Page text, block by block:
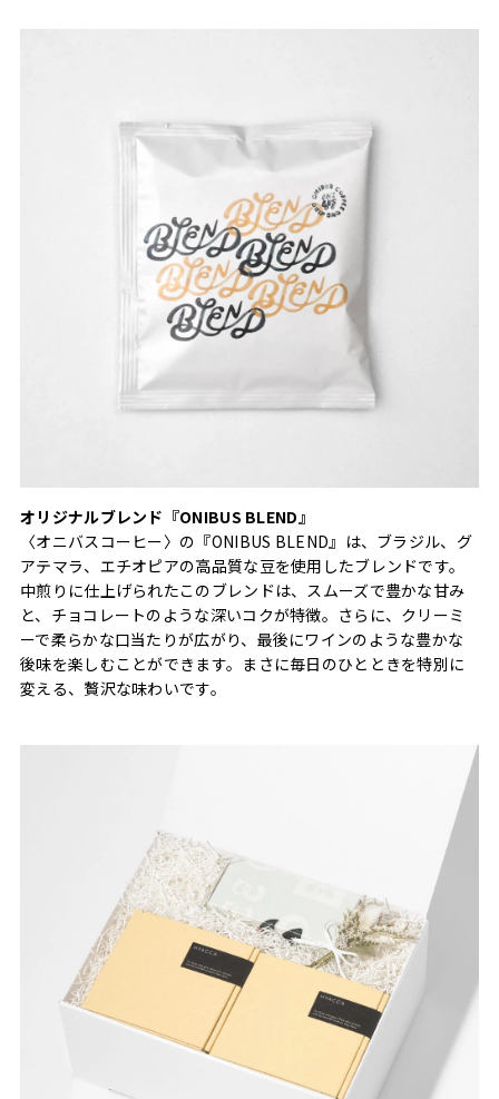
オリジナルブレンド『ONIBUS BLEND』
〈オニバスコーヒー〉の『ONIBUS BLEND』は、ブラジル、グ
アテマラ、エチオピアの高品質な豆を使用したブレンドです。
中煎りに仕上げられたこのブレンドは、スムーズで豊かな甘み
と、チョコレートのような深いコクが特徴。さらに、クリーミ
ーで柔らかな口当たりが広がり、最後にワインのような豊かな
後味を楽しむことができます。まさに毎日のひとときを特別に
変える、贅沢な味わいです。